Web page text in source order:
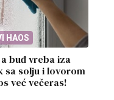
HAOS
buđ vreba iza
sa solju i lovorom
već večeras!